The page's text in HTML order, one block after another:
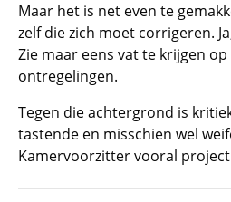
Maar het is net even te
zelf die zich moet corrigeren.
Zie maar eens vat te krijgen
ontregelingen.
Tegen die achtergrond is
tastende en misschien wel
Kamervoorzitter vooral